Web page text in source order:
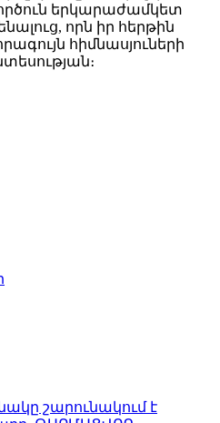
երկարաժամկետ
որն իր հերթին
հիմնասյուների
շարունակում է